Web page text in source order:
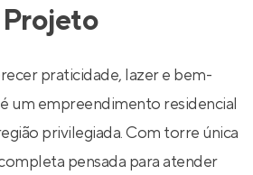
Projeto
praticidade, lazer e bem-
um empreendimento residencial
privilegiada. Com torre única
pensada para atender